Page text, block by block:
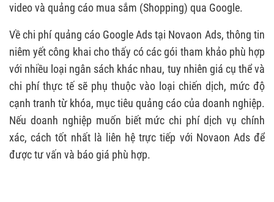
video và quảng cáo mua sắm (Shopping) qua Google.
Về chi phí quảng cáo Google Ads tại Novaon Ads, thông tin
niêm yết công khai cho thấy có các gói tham khảo phù hợp
với nhiều loại ngân sách khác nhau, tuy nhiên giá cụ thể và
chi phí thực tế sẽ phụ thuộc vào loại chiến dịch, mức độ
cạnh tranh từ khóa, mục tiêu quảng cáo của doanh nghiệp.
Nếu doanh nghiệp muốn biết mức chi phí dịch vụ chính
xác, cách tốt nhất là liên hệ trực tiếp với Novaon Ads để
được tư vấn và báo giá phù hợp.